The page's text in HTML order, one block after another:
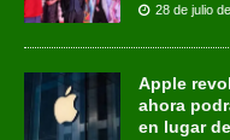
28 de julio
Apple
ahora
en lugar